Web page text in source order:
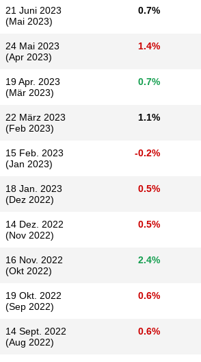
21 Juni 2023
(Mai 2023)
0.7%
24 Mai 2023
(Apr 2023)
1.4%
19 Apr. 2023
(Mär 2023)
0.7%
22 März 2023
(Feb 2023)
1.1%
15 Feb. 2023
(Jan 2023)
-0.2%
18 Jan. 2023
(Dez 2022)
0.5%
14 Dez. 2022
(Nov 2022)
0.5%
16 Nov. 2022
(Okt 2022)
2.4%
19 Okt. 2022
(Sep 2022)
0.6%
14 Sept. 2022
(Aug 2022)
0.6%